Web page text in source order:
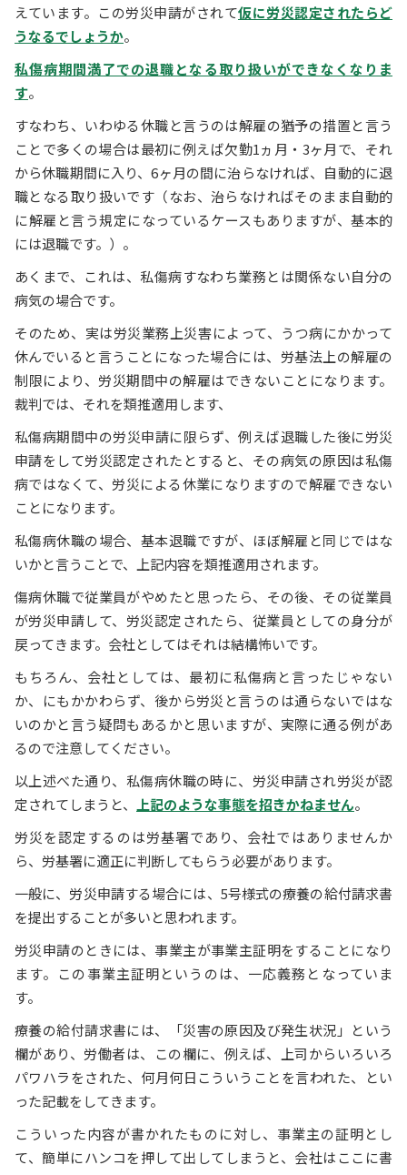
えています。この労災申請がされて仮に労災認定されたらど
うなるでしょうか。
私傷病期間満了での退職となる取り扱いができなくなりま
す。
すなわち、いわゆる休職と言うのは解雇の猶予の措置と言う
ことで多くの場合は最初に例えば欠勤1ヵ月・3ヶ月で、それ
から休職期間に入り、6ヶ月の間に治らなければ、自動的に退
職となる取り扱いです（なお、治らなければそのまま自動的
に解雇と言う規定になっているケースもありますが、基本的
には退職です。）。
あくまで、これは、私傷病すなわち業務とは関係ない自分の
病気の場合です。
そのため、実は労災業務上災害によって、うつ病にかかって
休んでいると言うことになった場合には、労基法上の解雇の
制限により、労災期間中の解雇はできないことになります。
裁判では、それを類推適用します、
私傷病期間中の労災申請に限らず、例えば退職した後に労災
申請をして労災認定されたとすると、その病気の原因は私傷
病ではなくて、労災による休業になりますので解雇できない
ことになります。
私傷病休職の場合、基本退職ですが、ほぼ解雇と同じではな
いかと言うことで、上記内容を類推適用されます。
傷病休職で従業員がやめたと思ったら、その後、その従業員
が労災申請して、労災認定されたら、従業員としての身分が
戻ってきます。会社としてはそれは結構怖いです。
もちろん、会社としては、最初に私傷病と言ったじゃない
か、にもかかわらず、後から労災と言うのは通らないではな
いのかと言う疑問もあるかと思いますが、実際に通る例があ
るので注意してください。
以上述べた通り、私傷病休職の時に、労災申請され労災が認
定されてしまうと、
上記のような事態を招きかねません。
労災を認定するのは労基署であり、会社ではありませんか
ら、労基署に適正に判断してもらう必要があります。
一般に、労災申請する場合には、5号様式の療養の給付請求書
を提出することが多いと思われます。
労災申請のときには、事業主が事業主証明をすることになり
ます。この事業主証明というのは、一応義務となっていま
す。
療養の給付請求書には、「災害の原因及び発生状況」という
欄があり、労働者は、この欄に、例えば、上司からいろいろ
パワハラをされた、何月何日こういうことを言われた、とい
った記載をしてきます。
こういった内容が書かれたものに対し、事業主の証明とし
て、簡単にハンコを押して出してしまうと、会社はここに書